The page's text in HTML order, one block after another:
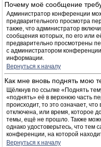
Почему моё сообщение
Администратор конференции
предварительного просмотра
также, что администратор
сообщения которых, по его или
предварительно просмотрены
с администратором
информации.
Вернуться к началу
Как мне вновь поднять мою
Щёлкнув по ссылке «Поднять
«поднять» её в верхнюю часть
происходит, то это означает,
отключена, или время, которое
темы, ещё не прошло. Также
однако удостоверьтесь, что
конференции, на которой
Вернуться к началу